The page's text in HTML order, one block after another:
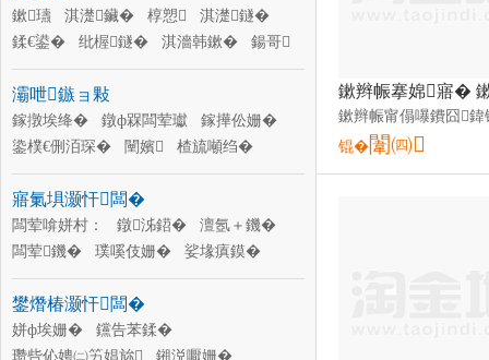
鏉瓙 淇濋鑶� 椁愬
淇濋鐩�
鍒€鍙�
纰楃鐩� 淇濇韩鏉�
鍚哥
椁愬叿濂楄
鑼剁 鍐拌 鍒€鍙�
灞呭鏃ョ敤
鎵撴埃绛� 鐓ф槑闆荤瓛
鎵撶伀姗�
鍌樸€侀洦琛�
闉嬪
楂旈噸绉�
閲濈窔
琛� 淇濇殩璨�
闃茶殜鐢ㄥ搧
婧害瑷�
鐔ㄧ嚈鏉�
寤氭埧灏忓闆�
闆荤啽姘村： 鐓泲鍣�
澶氬＋鐖�
闆荤鐖�
璞嗘伎姗�
娑堟瘨鏌�
娲楃姗�
鎶芥补鐓欐
鏀媽姗�
姒ㄦ眮姗�
椋叉按姗�
鐢熸椿灏忓闆�
姘ф埃姗�
钂告苯鍒�
瓒呰伈娉㈡竻娼旀
鎺涚嚈姗�
锟�闈㈣